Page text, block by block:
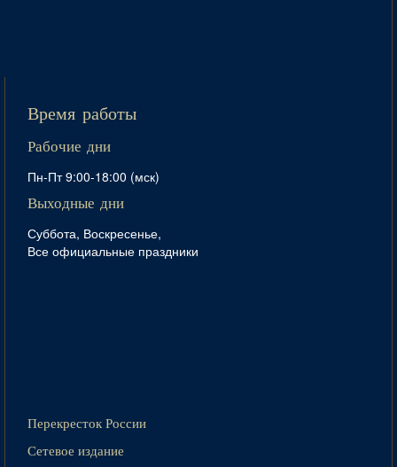
Время работы
Рабочие дни
Пн-Пт 9:00-18:00 (мск)
Выходные дни
Суббота, Воскресенье,
Все официальные праздники
Перекресток России
Сетевое издание